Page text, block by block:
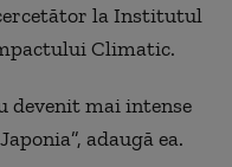
la Institutul
Climatic.
devenit mai intense
adaugă ea.